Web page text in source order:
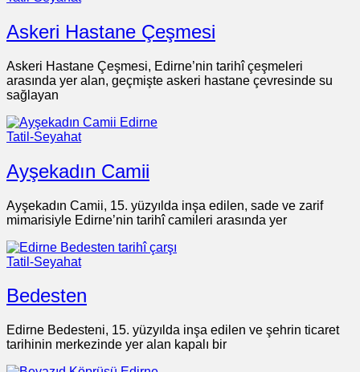
Askeri Hastane Çeşmesi
Askeri Hastane Çeşmesi, Edirne’nin tarihî çeşmeleri
arasında yer alan, geçmişte askeri hastane çevresinde su
sağlayan
Tatil-Seyahat
Ayşekadın Camii
Ayşekadın Camii, 15. yüzyılda inşa edilen, sade ve zarif
mimarisiyle Edirne’nin tarihî camileri arasında yer
Tatil-Seyahat
Bedesten
Edirne Bedesteni, 15. yüzyılda inşa edilen ve şehrin ticaret
tarihinin merkezinde yer alan kapalı bir